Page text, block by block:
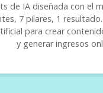
de IA diseñada con el
7 pilares, 1
para crear
y generar ingresos